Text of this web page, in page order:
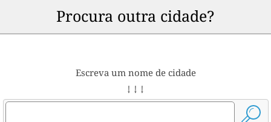
Procura outra cidade?
Escreva um nome de cidade
↓ ↓ ↓